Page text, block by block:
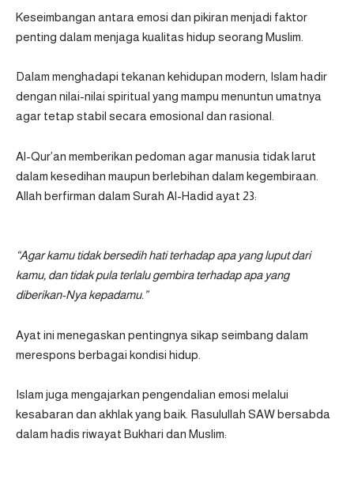
Keseimbangan antara emosi dan pikiran menjadi faktor
penting dalam menjaga kualitas hidup seorang Muslim.
Dalam menghadapi tekanan kehidupan modern, Islam hadir
dengan nilai-nilai spiritual yang mampu menuntun umatnya
agar tetap stabil secara emosional dan rasional.
Al-Qur’an memberikan pedoman agar manusia tidak larut
dalam kesedihan maupun berlebihan dalam kegembiraan.
Allah berfirman dalam Surah Al-Hadid ayat 23:
“Agar kamu tidak bersedih hati terhadap apa yang luput dari
kamu, dan tidak pula terlalu gembira terhadap apa yang
diberikan-Nya kepadamu.”
Ayat ini menegaskan pentingnya sikap seimbang dalam
merespons berbagai kondisi hidup.
Islam juga mengajarkan pengendalian emosi melalui
kesabaran dan akhlak yang baik. Rasulullah SAW bersabda
dalam hadis riwayat Bukhari dan Muslim: